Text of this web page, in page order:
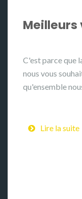
Meilleurs
C'est parce que
nous vous
qu'ensemble
Lire la suite